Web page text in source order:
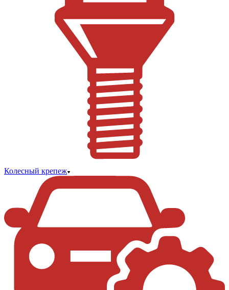
Колесный крепеж